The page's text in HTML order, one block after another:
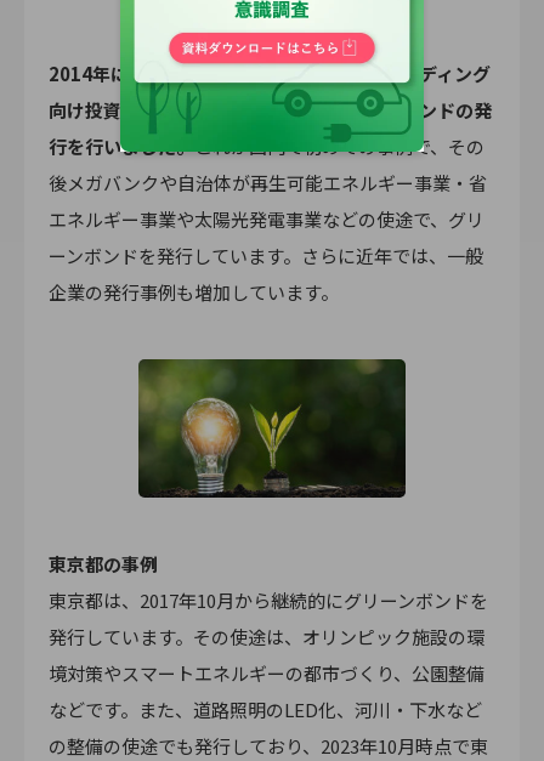
2014年に、日本政策投資銀行がグリーンビルディング
向け投資の使途で、2.5億ユーロのグリーンボンドの発
行を行いました。これが国内で初めての事例で、その
後メガバンクや自治体が再生可能エネルギー事業・省
エネルギー事業や太陽光発電事業などの使途で、グリ
ーンボンドを発行しています。さらに近年では、一般
企業の発行事例も増加しています。
東京都の事例
東京都は、2017年10月から継続的にグリーンボンドを
発行しています。その使途は、オリンピック施設の環
境対策やスマートエネルギーの都市づくり、公園整備
などです。また、道路照明のLED化、河川・下水など
の整備の使途でも発行しており、2023年10月時点で東